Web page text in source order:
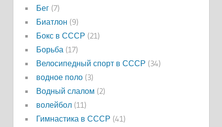
Бег(7)
Биатлон (9)
Бокс в СССР (21)
Борьба(17)
Велосипедный спорт в СССР (34)
водное поло(3)
Водный слалом (2)
волейбол(11)
Гимнастика в СССР (41)